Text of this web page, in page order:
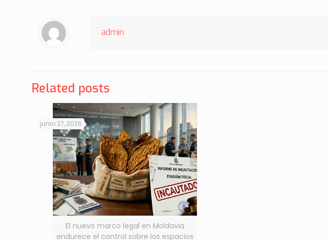
admin
Related posts
El nuevo marco legal en Moldavia
endurece el control sobre los espacios
junio 27, 2026